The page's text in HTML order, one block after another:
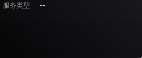
服务类型
--